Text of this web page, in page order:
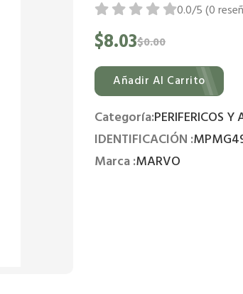
0.0/5 (0
$8.03$0.00
Añadir Al Carrito
Categoría:PERIFERICOS Y
IDENTIFICACIÓN :
Marca :MARVO